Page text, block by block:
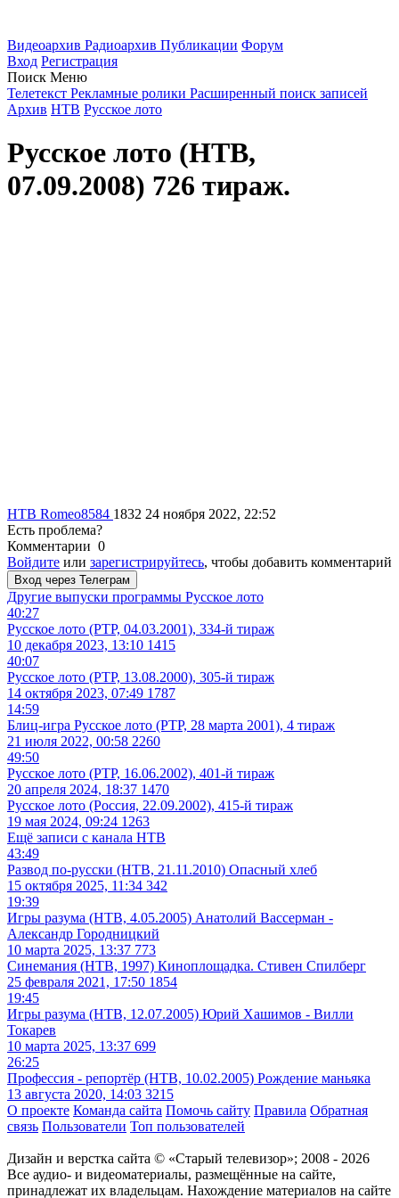
Видеоархив Радиоархив Публикации Форум
Вход Регистрация
Поиск Меню
Телетекст Рекламные ролики Расширенный поиск записей
Архив НТВ Русское лото
Русское лото (НТВ,
07.09.2008) 726 тираж.
НТВ Romeo8584 1832 24 ноября 2022, 22:52
Есть проблема?
Комментарии 0
Войдите или зарегистрируйтесь, чтобы добавить комментарий
Вход через Телеграм
Другие выпуски программы Русское лото
40:27
Русское лото (РТР, 04.03.2001), 334-й тираж
10 декабря 2023, 13:10 1415
40:07
Русское лото (РТР, 13.08.2000), 305-й тираж
14 октября 2023, 07:49 1787
14:59
Блиц-игра Русское лото (РТР, 28 марта 2001), 4 тираж
21 июля 2022, 00:58 2260
49:50
Русское лото (РТР, 16.06.2002), 401-й тираж
20 апреля 2024, 18:37 1470
Русское лото (Россия, 22.09.2002), 415-й тираж
19 мая 2024, 09:24 1263
Ещё записи с канала НТВ
43:49
Развод по-русски (НТВ, 21.11.2010) Опасный хлеб
15 октября 2025, 11:34 342
19:39
Игры разума (НТВ, 4.05.2005) Анатолий Вассерман -
Александр Городницкий
10 марта 2025, 13:37 773
Синемания (НТВ, 1997) Киноплощадка. Стивен Спилберг
25 февраля 2021, 17:50 1854
19:45
Игры разума (НТВ, 12.07.2005) Юрий Хашимов - Вилли
Токарев
10 марта 2025, 13:37 699
26:25
Профессия - репортёр (НТВ, 10.02.2005) Рождение маньяка
13 августа 2020, 14:03 3215
О проекте Команда сайта Помочь сайту Правила Обратная
связь Пользователи Топ пользователей
Дизайн и верстка сайта © «Старый телевизор»; 2008 - 2026
Все аудио- и видеоматериалы, размещённые на сайте,
принадлежат их владельцам. Нахождение материалов на сайте